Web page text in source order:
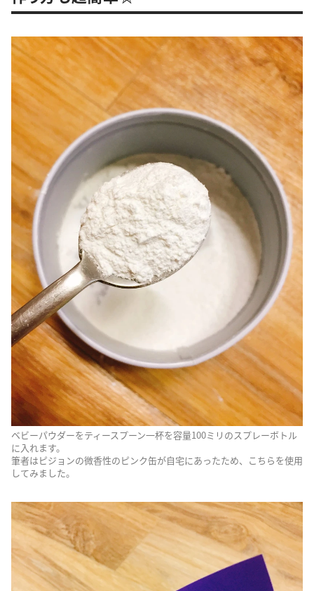
ベビーパウダーをティースプーン一杯を容量100ミリのスプレーボトル
に入れます。
筆者はピジョンの微香性のピンク缶が自宅にあったため、こちらを使用
してみました。